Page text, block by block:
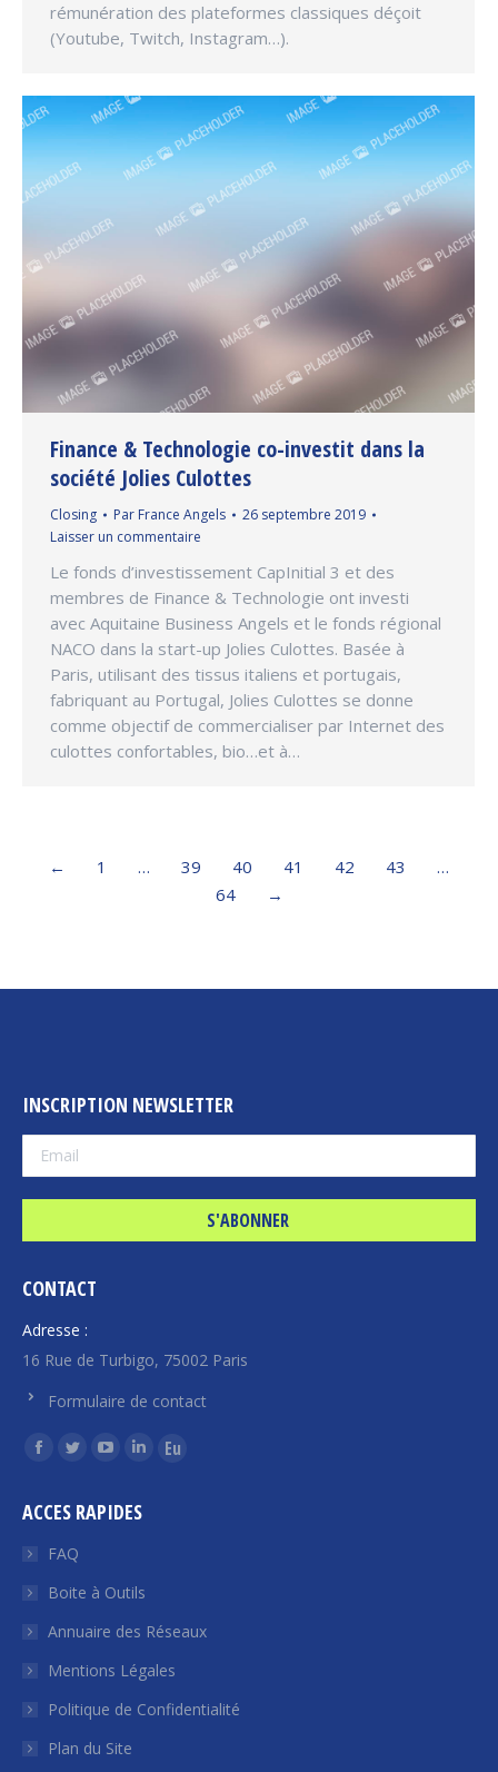
rémunération des plateformes classiques déçoit
(Youtube, Twitch, Instagram…).
Finance & Technologie co-investit dans la
société Jolies Culottes
Closing Par France Angels
26 septembre 2019
Laisser un commentaire
Le fonds d’investissement CapInitial 3 et des
membres de Finance & Technologie ont investi
avec Aquitaine Business Angels et le fonds régional
NACO dans la start-up Jolies Culottes. Basée à
Paris, utilisant des tissus italiens et portugais,
fabriquant au Portugal, Jolies Culottes se donne
comme objectif de commercialiser par Internet des
culottes confortables, bio…et à…
← 1 … 39 40 41 42 43
…
64
→
INSCRIPTION NEWSLETTER
CONTACT
Adresse :
16 Rue de Turbigo, 75002 Paris
Formulaire de contact
Trouvez nous sur :
La
Facebook
s'ouvre
une
nouvelle
fenêtre
La
Twitter
s'ouvre
une
nouvelle
fenêtre
La
YouTube
une
nouvelle
fenêtre
La
LinkedIn
une
nouvelle
fenêtre
La
nouvelle
fenêtre
ACCES RAPIDES
FAQ
Boite à Outils
Annuaire des Réseaux
Mentions Légales
Politique de Confidentialité
Plan du Site